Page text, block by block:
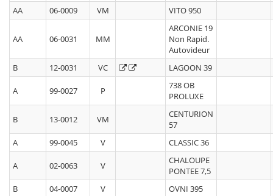
AA
06-0009 VM VITO 950
AA 06-0031 MM
ARCONIE 19
Non Rapid.
Autovideur
B
12-0031 VC LAGOON 39
A 99-0027 P
738 OB
PROLUXE
B 13-0012 VM
CENTURION
57
A
99-0045 V CLASSIC 36
A 02-0063 V
CHALOUPE
PONTEE 7,5
B
04-0007 V OVNI 395